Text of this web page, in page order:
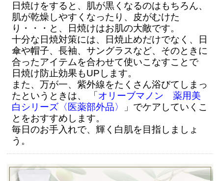
日焼けをすると、肌が黒くなるのはもちろん、
肌が乾燥しやすくなったり、皮がむけた
り・・・と、日焼けはお肌の大敵です。
十分な日焼対策には、日焼止めだけでなく、日
傘や帽子、長袖、サングラスなど、そのときに
合ったアイテムを合わせて使いこなすことで
日焼け防止効果もUPします。
また、万が一、紫外線をたくさん浴びてしまっ
たというときは、 「 オリーブマノン 薬用美
白シリーズ〈医薬部外品〉
」でケアしていくこ
とをおすすめします。
毎日のお手入れで、輝く白肌を目指しましょ
う。